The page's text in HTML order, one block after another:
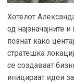
Хотелот
од најзначајните
познат како
стратешка
се создаваат
иницираат идеи